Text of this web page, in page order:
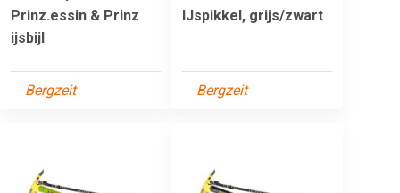
Prinz.essin & Prinz
ijsbijl
Bergzeit
IJspikkel, grijs/zwart
Bergzeit